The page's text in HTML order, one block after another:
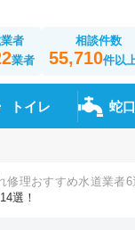
者
業者
相談件数
55,710件以
トイレ 蛇口
修理おすすめ水道業者
選！